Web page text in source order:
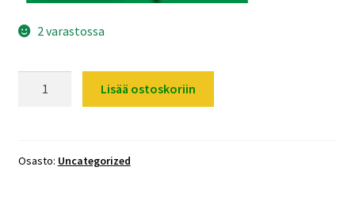
2 varastossa
valaisin
Lisää ostoskoriin
Osasto: Uncategorized